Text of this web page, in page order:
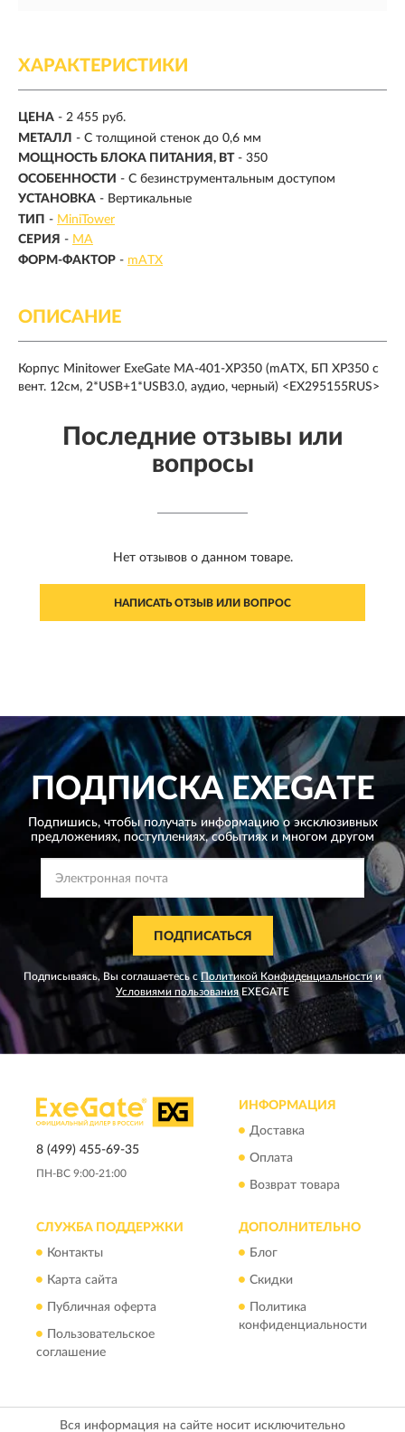
ХАРАКТЕРИСТИКИ
ЦЕНА - 2 455 руб.
МЕТАЛЛ - С толщиной стенок до 0,6 мм
МОЩНОСТЬ БЛОКА ПИТАНИЯ, ВТ - 350
ОСОБЕННОСТИ - С безинструментальным доступом
УСТАНОВКА - Вертикальные
ТИП - MiniTower
СЕРИЯ - MA
ФОРМ-ФАКТОР - mATX
ОПИСАНИЕ
Корпус Minitower ExeGate MA-401-XP350 (mATX, БП XP350 с
вент. 12см, 2*USB+1*USB3.0, аудио, черный) <EX295155RUS>
Последние отзывы или
вопросы
Нет отзывов о данном товаре.
НАПИСАТЬ ОТЗЫВ ИЛИ ВОПРОС
ПОДПИСКАEXEGATE
Подпишись, чтобы получать информацию о эксклюзивных
предложениях, поступлениях, событиях и многом другом
ПОДПИСАТЬСЯ
Подписываясь, Вы соглашаетесь сПолитикой Конфиденциальности и
Условиями пользованияEXEGATE
8 (499) 455-69-35
ПН-ВС 9:00-21:00
ИНФОРМАЦИЯ
Доставка
Оплата
Возврат товара
СЛУЖБА ПОДДЕРЖКИ
Контакты
Карта сайта
Публичная оферта
Пользовательское
соглашение
ДОПОЛНИТЕЛЬНО
Блог
Скидки
Политика
конфиденциальности
Вся информация на сайте носит исключительно